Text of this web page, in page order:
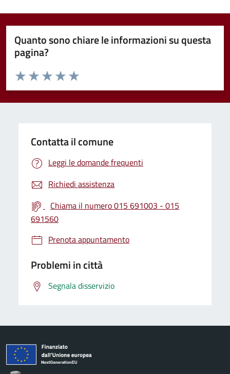
Quanto sono chiare le informazioni su questa
pagina?
Valuta da 1 a 5 stelle la pagina
Valuta 5 stelle su 5
Valuta 4 stelle su 5
Valuta 3 stelle su 5
Valuta 2 stelle su 5
Valuta 1 stelle su 5
Contatta il comune
Leggi le domande frequenti
Richiedi assistenza
Chiama il numero 015 691003 - 015
691560
Prenota appuntamento
Problemi in città
Segnala disservizio